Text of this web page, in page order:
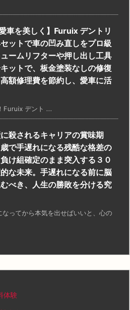
車を美しく】Furuix デントリ
ットで車の凹み直しをプロ級
ームリフターや押し出し工具
ットで、板金塗装なしの修復
額修理費を節約し、愛車に活
Furuix デント ...
殺されるキャリアの賞味期
で手遅れになる残酷な格差の
け組確定のまま突入する３０
な未来。手遅れになる前に脳
べき、人生の勝敗を分ける究
ってから本気を出せばいいと、心の
体験